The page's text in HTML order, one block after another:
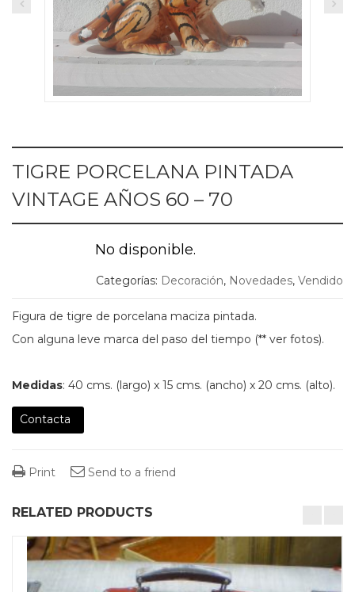
TIGRE PORCELANA PINTADA
VINTAGE AÑOS 60 – 70
No disponible.
Categorías: Decoración, Novedades, Vendido
Figura de tigre de porcelana maciza pintada.
Con alguna leve marca del paso del tiempo (** ver fotos).
Medidas: 40 cms. (largo) x 15 cms. (ancho) x 20 cms. (alto).
Contacta
Print Send to a friend
RELATED PRODUCTS